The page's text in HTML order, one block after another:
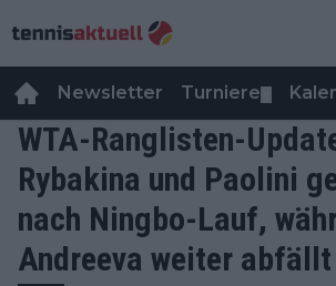
Newsletter Turniere
WTA-Ranglisten-
Rybakina und Paolini
nach Ningbo-Lauf,
Andreeva weiter abfällt